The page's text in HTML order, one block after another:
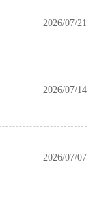
2026/07/21
2026/07/14
2026/07/07